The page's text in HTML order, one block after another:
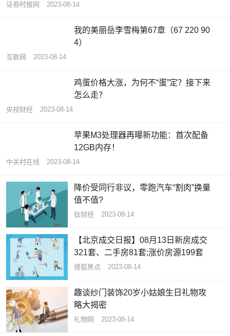
证券时报网 2023-08-14
我的美丽岳李雪梅第67章（67 220 90
4）
互联网 2023-08-14
鸡蛋价格大涨，为何不“蛋”定？接下来
怎么走？
央视财经 2023-08-14
苹果M3处理器再曝新功能：首次配备
12GB内存！
中关村在线 2023-08-14
降价受同行非议，零跑汽车“割肉”换量
值不值?
钛财经 2023-08-14
【北京成交日报】08月13日新房成交
321套、二手房81套;涨价房源199套
搜狐焦点 2023-08-14
趣谈纱门装饰20岁小姑娘生日礼物攻
略大揭密
礼物网 2023-08-14